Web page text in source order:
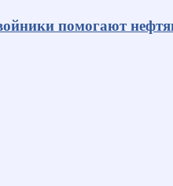
помогают